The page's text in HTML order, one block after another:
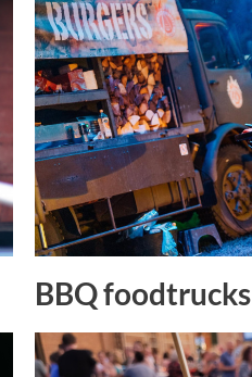
BBQ foodtrucks